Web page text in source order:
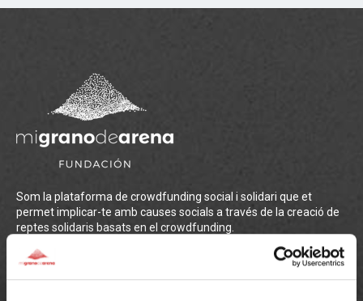
Som la plataforma de crowdfunding social i solidari que et
permet implicar-te amb causes socials a través de la creació de
reptes solidaris basats en el crowdfunding.